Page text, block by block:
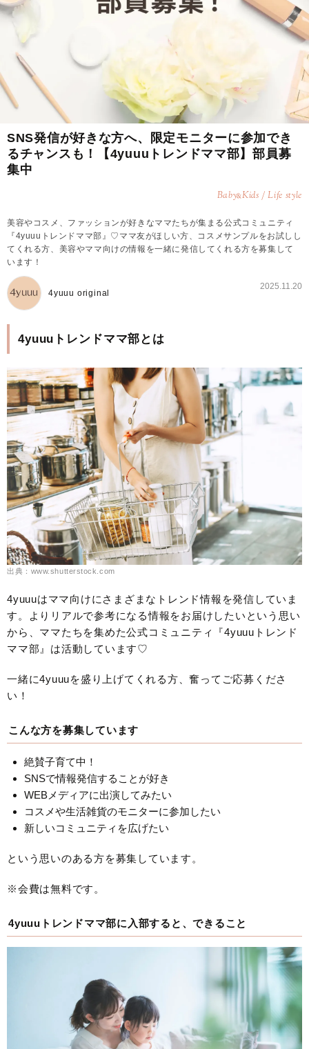
SNS発信が好きな方へ、限定モニターに参加でき
るチャンスも！【4yuuuトレンドママ部】部員募
集中
Baby&Kids / Life style
美容やコスメ、ファッションが好きなママたちが集まる公式コミュニティ
『4yuuuトレンドママ部』♡ママ友がほしい方、コスメサンプルをお試しし
てくれる方、美容やママ向けの情報を一緒に発信してくれる方を募集して
います！
4yuuu original
2025.11.20
4yuuuトレンドママ部とは
出典：www.shutterstock.com
4yuuuはママ向けにさまざまなトレンド情報を発信していま
す。よりリアルで参考になる情報をお届けしたいという思い
から、ママたちを集めた公式コミュニティ『4yuuuトレンド
ママ部』は活動しています♡
一緒に4yuuuを盛り上げてくれる方、奮ってご応募くださ
い！
こんな方を募集しています
絶賛子育て中！
SNSで情報発信することが好き
WEBメディアに出演してみたい
コスメや生活雑貨のモニターに参加したい
新しいコミュニティを広げたい
という思いのある方を募集しています。
※会費は無料です。
4yuuuトレンドママ部に入部すると、できること